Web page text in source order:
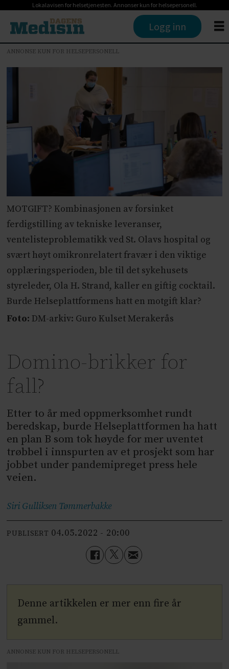
Lokalavisen for helsetjenesten. Annonser kun for helsepersonell.
Logg inn
ANNONSE KUN FOR HELSEPERSONELL
MOTGIFT? Kombinasjonen av forsinket
ferdigstilling av tekniske leveranser,
ventelisteproblematikk ved St. Olavs hospital og
svært høyt omikronrelatert fravær i den viktige
opplæringsperioden, ble til det sykehusets
styreleder, Ola H. Strand, kaller en giftig cocktail.
Burde Helseplattformens hatt en motgift klar?
Foto: DM-arkiv: Guro Kulset Merakerås
Domino-brikker for
fall?
Etter to år med oppmerksomhet rundt
beredskap, burde Helseplattformen ha hatt
en plan B som tok høyde for mer uventet
trøbbel i innspurten av et prosjekt som har
jobbet under pandemipreget press hele
veien.
Siri Gulliksen Tømmerbakke
PUBLISERT 04.05.2022 - 20:00
Denne artikkelen er mer enn fire år
gammel.
ANNONSE KUN FOR HELSEPERSONELL